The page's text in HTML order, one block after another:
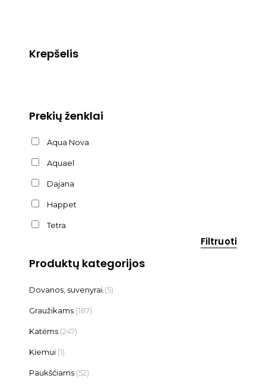
Krepšelis
Prekių ženklai
Aqua Nova
Aquael
Dajana
Happet
Tetra
Filtruoti
Produktų kategorijos
Dovanos, suvenyrai (5)
Graužikams (187)
Katėms (247)
Kiemui (1)
Paukščiams (52)